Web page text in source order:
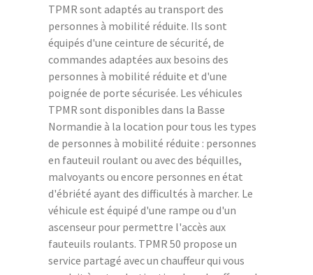
TPMR sont adaptés au transport des
personnes à mobilité réduite. Ils sont
équipés d'une ceinture de sécurité, de
commandes adaptées aux besoins des
personnes à mobilité réduite et d'une
poignée de porte sécurisée. Les véhicules
TPMR sont disponibles dans la Basse
Normandie à la location pour tous les types
de personnes à mobilité réduite : personnes
en fauteuil roulant ou avec des béquilles,
malvoyants ou encore personnes en état
d'ébriété ayant des difficultés à marcher. Le
véhicule est équipé d'une rampe ou d'un
ascenseur pour permettre l'accès aux
fauteuils roulants. TPMR 50 propose un
service partagé avec un chauffeur qui vous